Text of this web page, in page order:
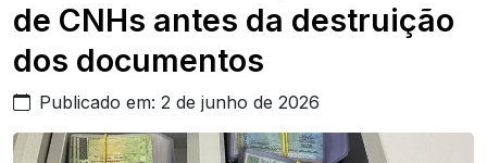
de CNHs antes da destruição
dos documentos
Publicado em: 2 de junho de 2026